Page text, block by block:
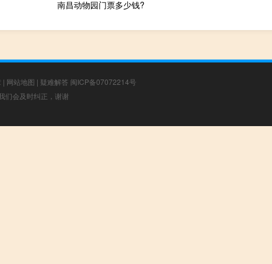
南昌动物园门票多少钱?
| 网站地图 | 疑难解答 闽ICP备07072214号
们会及时纠正，谢谢